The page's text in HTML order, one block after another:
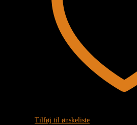
Tilføj til ønskeliste